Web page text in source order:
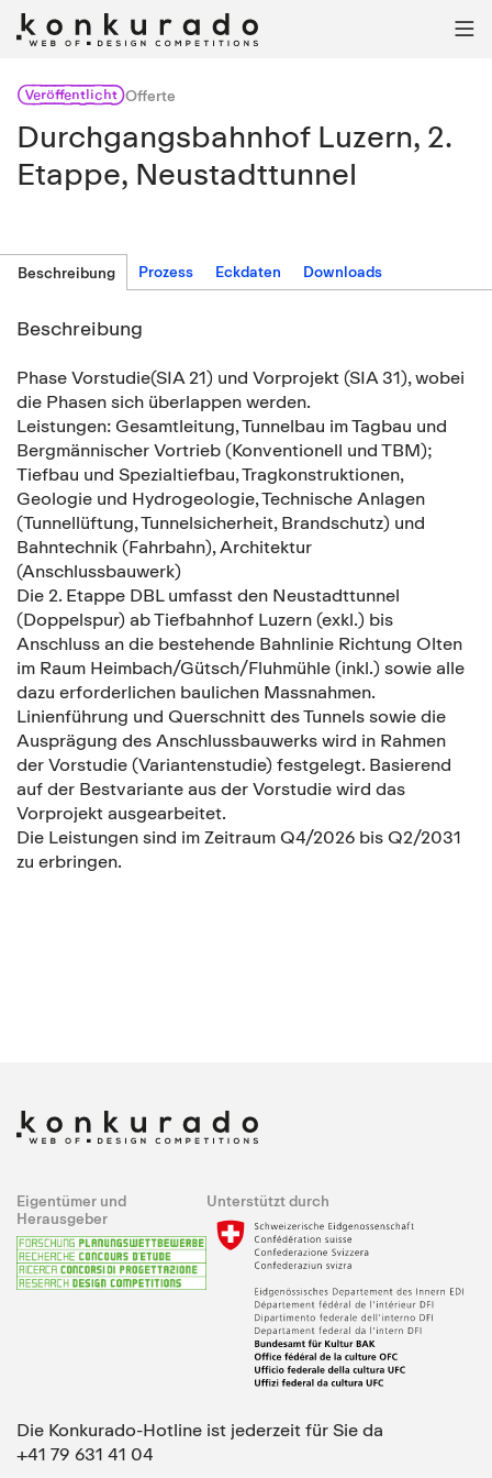

VeröffentlichtOfferte
Durchgangsbahnhof Luzern, 2.
Etappe, Neustadttunnel
Beschreibung Prozess Eckdaten Downloads
Beschreibung
Phase Vorstudie(SIA 21) und Vorprojekt (SIA 31), wobei
die Phasen sich überlappen werden.
Leistungen: Gesamtleitung, Tunnelbau im Tagbau und
Bergmännischer Vortrieb (Konventionell und TBM);
Tiefbau und Spezialtiefbau, Tragkonstruktionen,
Geologie und Hydrogeologie, Technische Anlagen
(Tunnellüftung, Tunnelsicherheit, Brandschutz) und
Bahntechnik (Fahrbahn), Architektur
(Anschlussbauwerk)
Die 2. Etappe DBL umfasst den Neustadttunnel
(Doppelspur) ab Tiefbahnhof Luzern (exkl.) bis
Anschluss an die bestehende Bahnlinie Richtung Olten
im Raum Heimbach/Gütsch/Fluhmühle (inkl.) sowie alle
dazu erforderlichen baulichen Massnahmen.
Linienführung und Querschnitt des Tunnels sowie die
Ausprägung des Anschlussbauwerks wird in Rahmen
der Vorstudie (Variantenstudie) festgelegt. Basierend
auf der Bestvariante aus der Vorstudie wird das
Vorprojekt ausgearbeitet.
Die Leistungen sind im Zeitraum Q4/2026 bis Q2/2031
zu erbringen.
Eigentümer und
Herausgeber
Unterstützt durch
Die Konkurado-Hotline ist jederzeit für Sie da
+41 79 631 41 04